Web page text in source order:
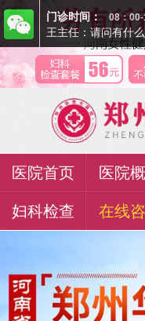
医院首页 医院
妇科检查 在线
门诊时间： 08：
王主任：请问有什